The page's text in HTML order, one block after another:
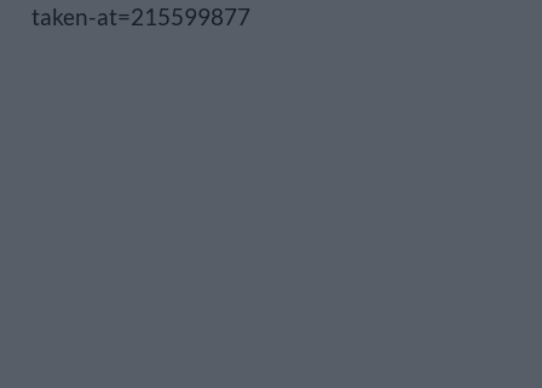
taken-at=215599877